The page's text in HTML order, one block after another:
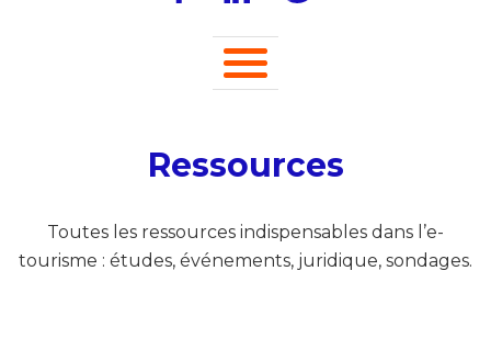
Ressources
Toutes les ressources indispensables dans l’e-
tourisme : études, événements, juridique, sondages.